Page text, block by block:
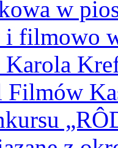
w
i filmowo